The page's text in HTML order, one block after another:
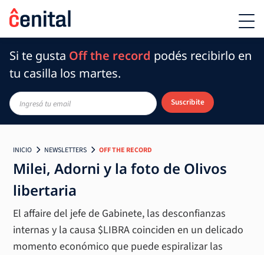
Si te gusta Off the record podés recibirlo en
tu casilla los martes.
Suscribite
INICIO NEWSLETTERS OFF THE RECORD
Milei, Adorni y la foto de Olivos
libertaria
El affaire del jefe de Gabinete, las desconfianzas
internas y la causa $LIBRA coinciden en un delicado
momento económico que puede espiralizar las